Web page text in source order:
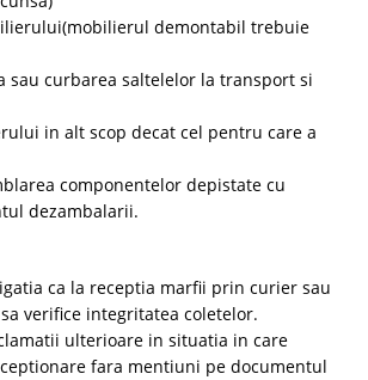
demontabil trebuie
sau curbarea saltelelor la transport si
in alt scop decat cel pentru care a
componentelor depistate cu
dezambalarii.
ca la receptia marfii prin curier sau
verifice integritatea coletelor.
ulterioare in situatia in care
fara mentiuni pe documentul